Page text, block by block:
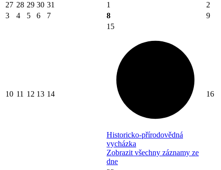
27 28 29 30 31 1
2
3
4 5 6 7 8 9
10 11 12 13 14
15
Historicko-přírodovědná
vycházka
Zobrazit všechny záznamy ze
dne
16